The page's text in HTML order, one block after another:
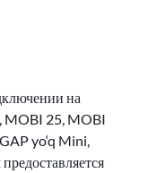
на
MOBI 25, MOBI
yo‘q Mini,